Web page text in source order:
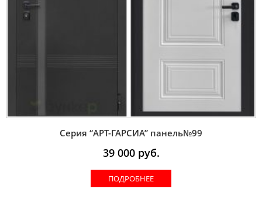
Серия “AРT-ГАРСИА” панель№99
39 000руб.
ПОДРОБНЕЕ